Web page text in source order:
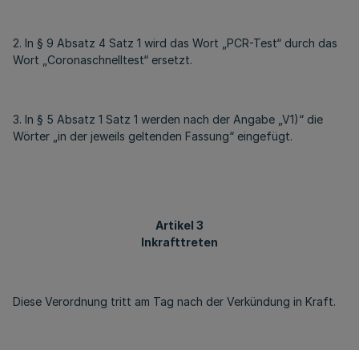
2. In § 9 Absatz 4 Satz 1 wird das Wort „PCR-Test“ durch das
Wort „Coronaschnelltest“ ersetzt.
3. In § 5 Absatz 1 Satz 1 werden nach der Angabe „V1)“ die
Wörter „in der jeweils geltenden Fassung“ eingefügt.
Artikel 3
Inkrafttreten
Diese Verordnung tritt am Tag nach der Verkündung in Kraft.